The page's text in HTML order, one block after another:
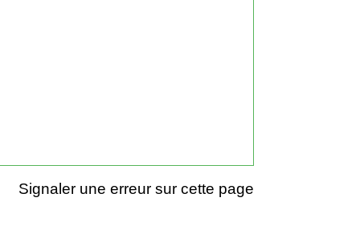
Signaler une erreur sur cette page